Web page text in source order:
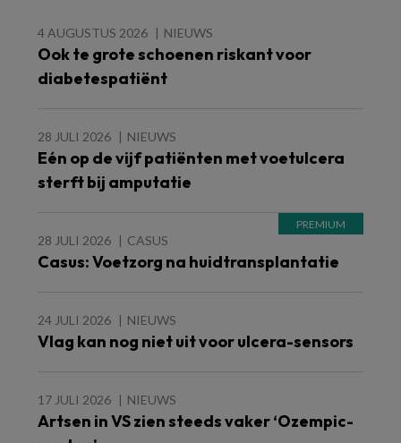
4 AUGUSTUS 2026 NIEUWS
Ook te grote schoenen riskant voor
diabetespatiënt
28 JULI 2026 NIEUWS
Eén op de vijf patiënten met voetulcera
sterft bij amputatie
28 JULI 2026 CASUS
Casus: Voetzorg na huidtransplantatie
24 JULI 2026 NIEUWS
Vlag kan nog niet uit voor ulcera-sensors
17 JULI 2026 NIEUWS
Artsen in VS zien steeds vaker ‘Ozempic-